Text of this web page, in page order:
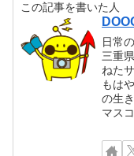
この記事を書いた人
日常
三重
ねた
もは
の生
マス